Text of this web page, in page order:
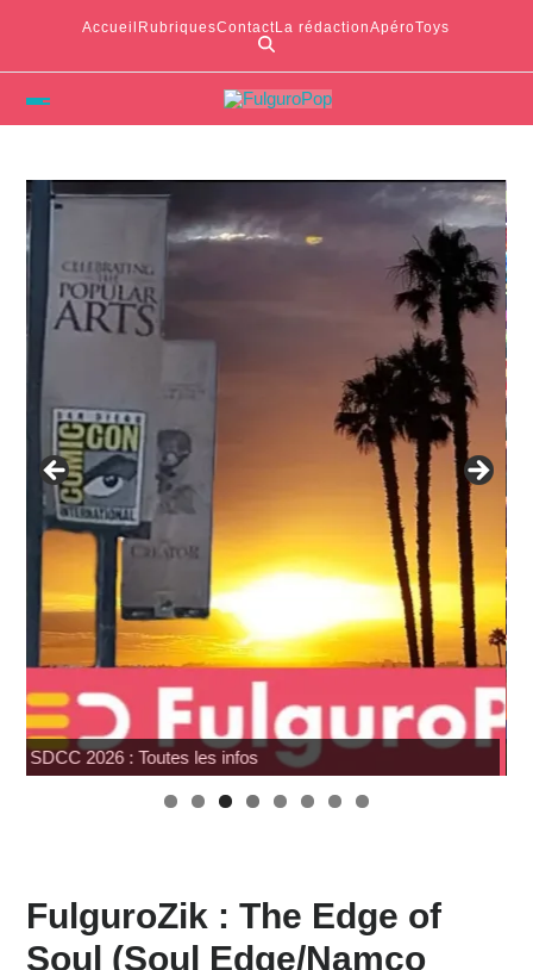
Accueil RubriquesContactLa rédactionApéroToys
Pocket Fighter
FulguroZik : The Edge of
Soul (Soul Edge/Namco